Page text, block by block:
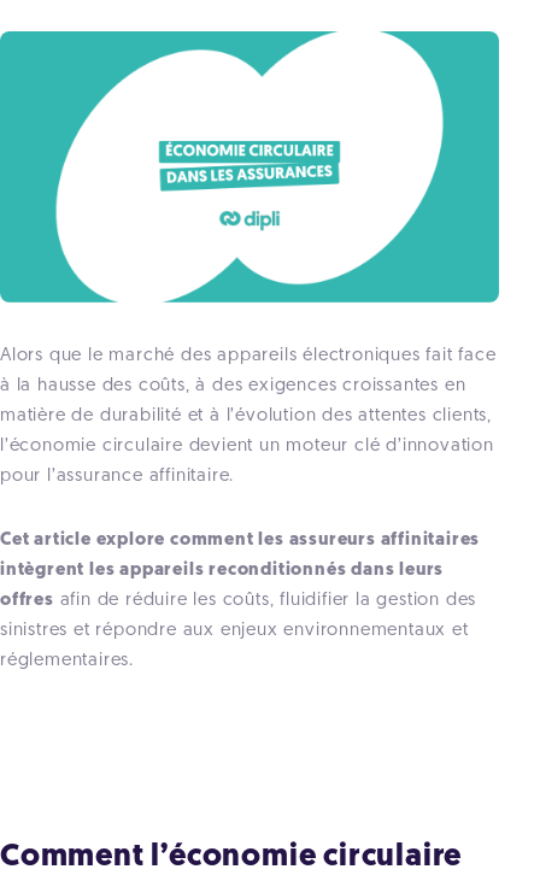
Alors que le marché des appareils électroniques fait face
à la hausse des coûts, à des exigences croissantes en
matière de durabilité et à l’évolution des attentes clients,
l’économie circulaire devient un moteur clé d’innovation
pour l’assurance affinitaire.
Cet article explore comment les assureurs affinitaires
intègrent les appareils reconditionnés dans leurs
offres afin de réduire les coûts, fluidifier la gestion des
sinistres et répondre aux enjeux environnementaux et
réglementaires.
Comment l’économie circulaire